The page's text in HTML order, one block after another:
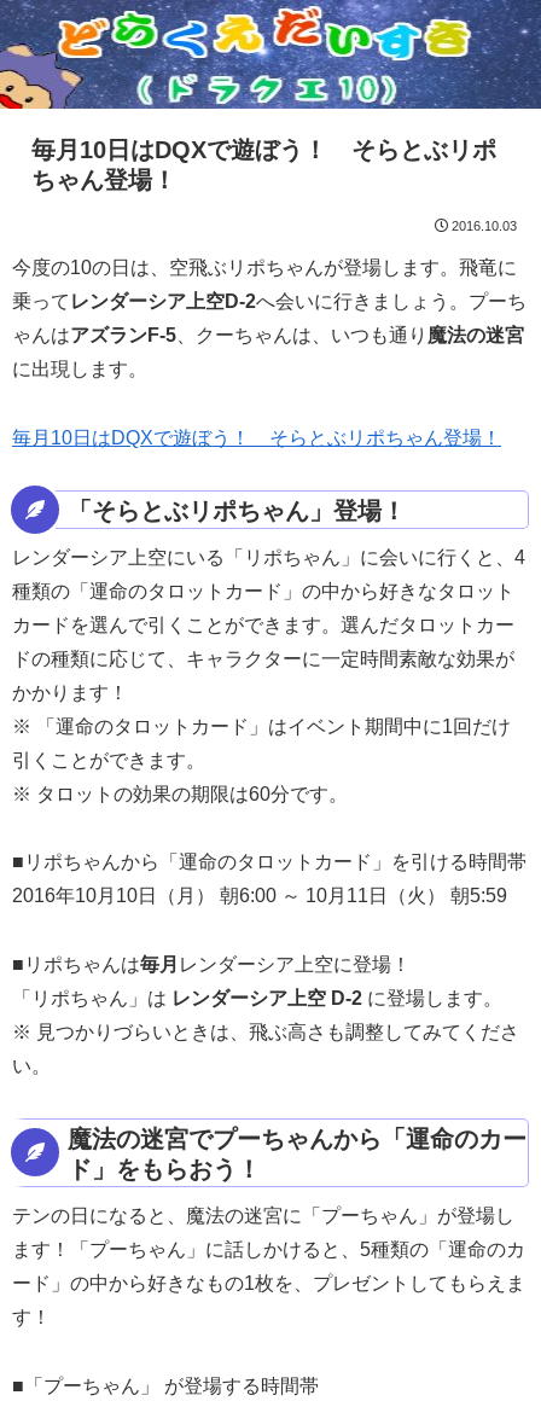
毎月10日はDQXで遊ぼう！ そらとぶリポ
ちゃん登場！
2016.10.03
今度の10の日は、空飛ぶリポちゃんが登場します。飛竜に
乗って レンダーシア上空D-2へ会いに行きましょう。プーち
ゃんはアズランF-5 、クーちゃんは、いつも通り 魔法の迷宮
に出現します。
毎月10日はDQXで遊ぼう！ そらとぶリポちゃん登場！
「そらとぶリポちゃん」登場！
レンダーシア上空にいる「リポちゃん」に会いに行くと、4
種類の「運命のタロットカード」の中から好きなタロット
カードを選んで引くことができます。選んだタロットカー
ドの種類に応じて、キャラクターに一定時間素敵な効果が
かかります！
※ 「運命のタロットカード」はイベント期間中に1回だけ
引くことができます。
※ タロットの効果の期限は60分です。
■リポちゃんから「運命のタロットカード」を引ける時間帯
2016年10月10日（月） 朝6:00 ～ 10月11日（火） 朝5:59
■リポちゃんは毎月 レンダーシア上空に登場！
「リポちゃん」は レンダーシア上空 D-2 に登場します。
※ 見つかりづらいときは、飛ぶ高さも調整してみてくださ
い。
魔法の迷宮でプーちゃんから「運命のカー
ド」をもらおう！
テンの日になると、魔法の迷宮に「プーちゃん」が登場し
ます！「プーちゃん」に話しかけると、5種類の「運命のカ
ード」の中から好きなもの1枚を、プレゼントしてもらえま
す！
■「プーちゃん」 が登場する時間帯